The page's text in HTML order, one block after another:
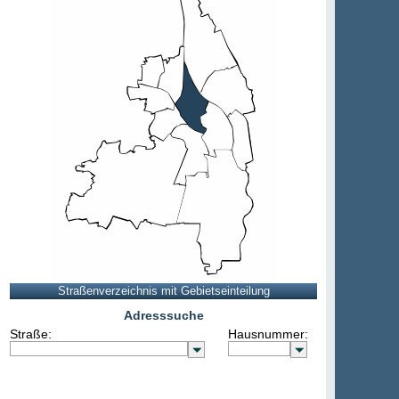
Adresssuche
Straße:
Hausnummer: